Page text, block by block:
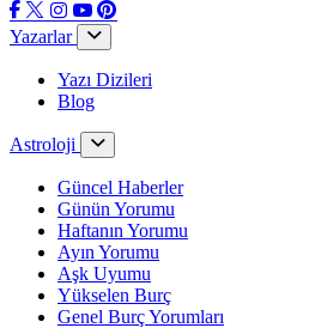
Yazarlar
Yazı Dizileri
Blog
Astroloji
Güncel Haberler
Günün Yorumu
Haftanın Yorumu
Ayın Yorumu
Aşk Uyumu
Yükselen Burç
Genel Burç Yorumları